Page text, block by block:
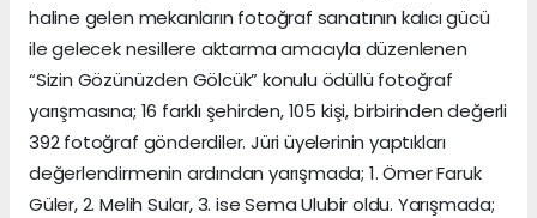
haline gelen mekanların fotoğraf sanatının kalıcı gücü
ile gelecek nesillere aktarma amacıyla düzenlenen
“Sizin Gözünüzden Gölcük” konulu ödüllü fotoğraf
yarışmasına; 16 farklı şehirden, 105 kişi, birbirinden değerli
392 fotoğraf gönderdiler. Jüri üyelerinin yaptıkları
değerlendirmenin ardından yarışmada; 1. Ömer Faruk
Güler, 2. Melih Sular, 3. ise Sema Ulubir oldu. Yarışmada;